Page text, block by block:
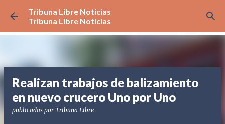
Ir al contenido principal
Tribuna Libre Noticias
Tribuna Libre Noticias
Realizan trabajos de balizamiento
en nuevo crucero Uno por Uno
publicadas por Tribuna Libre